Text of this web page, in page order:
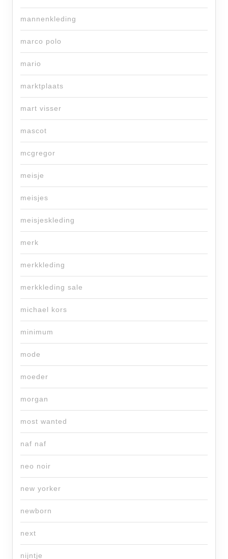
mannenkleding
marco polo
mario
marktplaats
mart visser
mascot
mcgregor
meisje
meisjes
meisjeskleding
merk
merkkleding
merkkleding sale
michael kors
minimum
mode
moeder
morgan
most wanted
naf naf
neo noir
new yorker
newborn
next
nijntje